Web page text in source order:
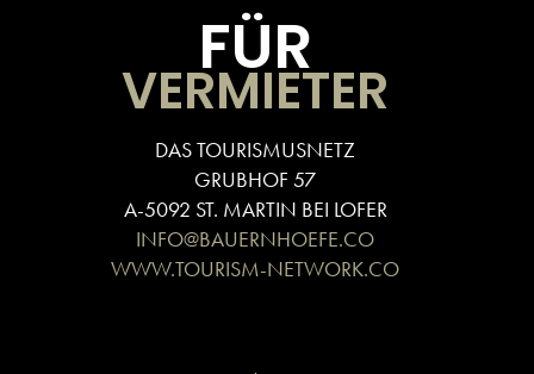
FÜR
VERMIETER
DAS TOURISMUSNETZ
GRUBHOF 57
A-5092 ST. MARTIN BEI LOFER
INFO@BAUERNHOEFE.CO
WWW.TOURISM-NETWORK.CO